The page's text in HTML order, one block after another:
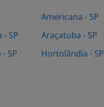
SP
SP
Americana - SP
Araçatuba - SP
Hortolândia - SP